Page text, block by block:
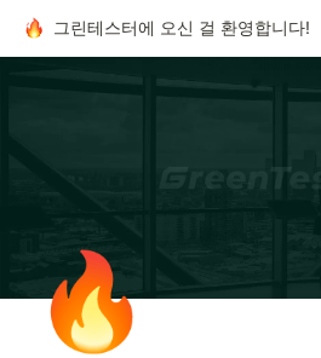
그린테스터에 오신 걸 환영합니다!
🔥